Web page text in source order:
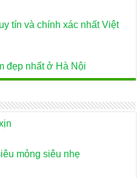
tín và chính xác nhất Việt
đẹp nhất ở Hà Nội
mỏng siêu nhẹ